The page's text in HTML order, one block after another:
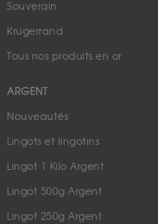
Souverain
Krugerrand
Tous nos produits en or
ARGENT
Nouveautés
Lingots et lingotins
Lingot 1 Kilo Argent
Lingot 500g Argent
Lingot 250g Argent